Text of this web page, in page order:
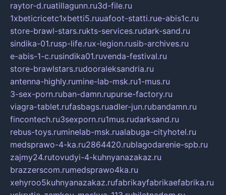
raytor-d.ruatillagunn.ru3d-file.ru
1xbeticricetc1xbetti5.ruuafoot-statti.rue-abis1c.ru
store-brawl-stars.rukts-services.rudark-sand.ru
sindika-01.rusp-life.rux-legion.rusib-archives.ru
e-abis-1-c.rusindika01.ruvenda-festival.ru
store-brawlstars.rudooraleksandria.ru
antenna-highly.rumine-lab-msk.ru1-mus.ru
3-sex-porn.ruban-damn.rupurse-factory.ru
viagra-tablet.rufasbags.ruadler-jun.rubandamn.ru
fincontech.ru3sexporn.ru1mus.rudarksand.ru
rebus-toys.ruminelab-msk.rualabuga-cityhotel.ru
medsprawo-4-ka.ru2864420.rublagodarenie-spb.ru
zajmy24.rutovudyi-4-kuhnyanazakaz.ru
brazzerscom.rumedsprawo4ka.ru
xehyroo5kuhnyanazakaz.rufabrikayfabrikaefabrika.ru